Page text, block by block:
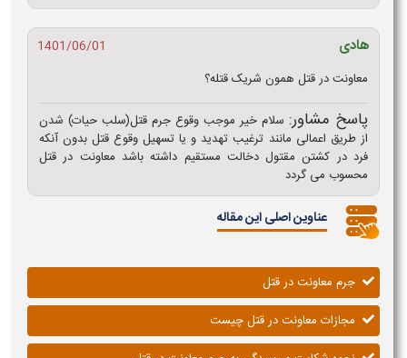
هادی
1401/06/01
معاونت در قتل همون شریک قتله؟
پاسخ مشاور: سلام خیر موجب وقوع جرم قتل(سلب حیات) شدن
از طریق اعمالی مانند ترغیب تهدید و یا تسهیل وقوع قتل بدون آنکه
فرد در کشتن مقتول دخالت مستقیم داشته باشد معاونت در قتل
محسوب می گردد
عناوین اصلی این مقاله
جرم معاونت در قتل
مجازات معاونت در قتل چیست